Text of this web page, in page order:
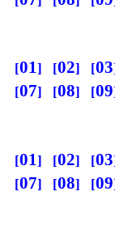
01 02 03
07
08 09
01 02 03
07
08 09